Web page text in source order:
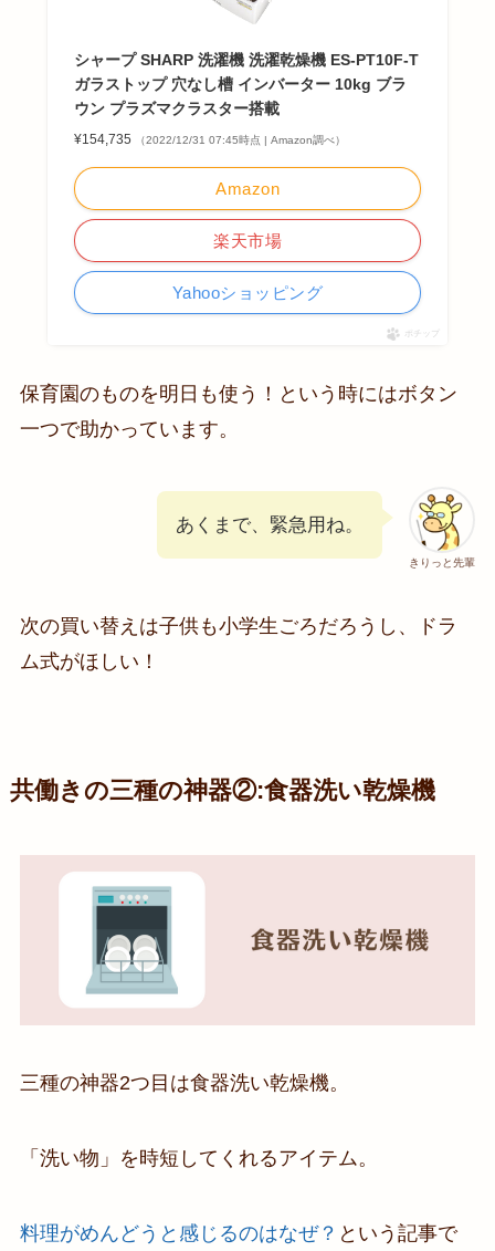
シャープ SHARP 洗濯機 洗濯乾燥機 ES-PT10F-T
ガラストップ 穴なし槽 インバーター 10kg ブラ
ウン プラズマクラスター搭載
¥154,735 （2022/12/31 07:45時点 | Amazon調べ）
Amazon
楽天市場
Yahooショッピング
ポチップ
保育園のものを明日も使う！という時にはボタン
一つで助かっています。
きりっと先輩
あくまで、緊急用ね。
次の買い替えは子供も小学生ごろだろうし、ドラ
ム式がほしい！
共働きの三種の神器②:食器洗い乾燥機
三種の神器2つ目は食器洗い乾燥機。
「洗い物」を時短してくれるアイテム。
料理がめんどうと感じるのはなぜ？ という記事で